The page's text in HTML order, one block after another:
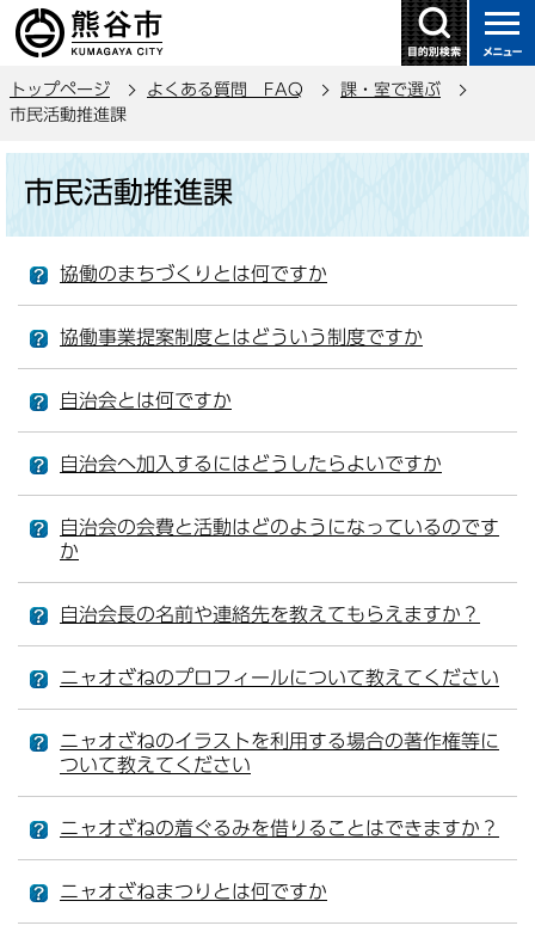
の
ー
トップページ よくある質問 FAQ
課・室で選ぶ
市民活動推進課
市民活動推進課
協働のまちづくりとは何ですか
協働事業提案制度とはどういう制度ですか
自治会とは何ですか
自治会へ加入するにはどうしたらよいですか
自治会の会費と活動はどのようになっているのです
か
自治会長の名前や連絡先を教えてもらえますか？
ニャオざねのプロフィールについて教えてください
ニャオざねのイラストを利用する場合の著作権等に
ついて教えてください
ニャオざねの着ぐるみを借りることはできますか？
ニャオざねまつりとは何ですか